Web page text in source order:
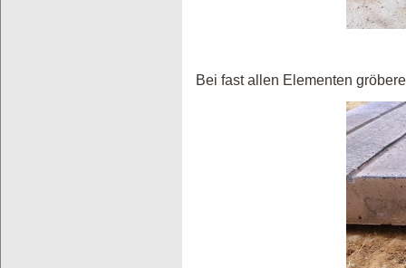
Bei fast allen Elementen